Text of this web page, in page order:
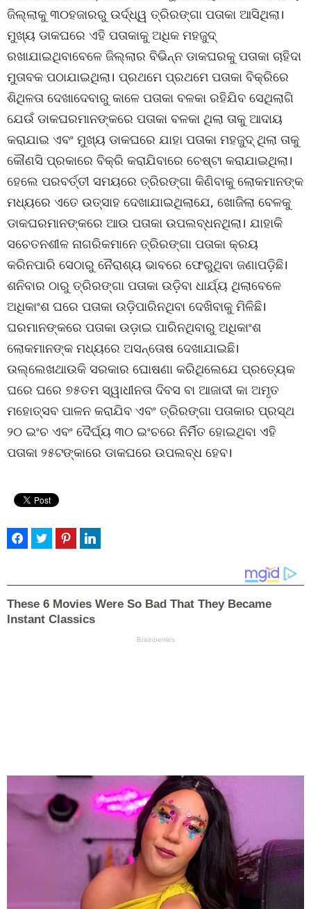
ଜିଲ୍ଲାକୁ ୩୦ହଜାରରୁ ଉର୍ଦ୍ଧ୍ୱ ତ୍ରିରଙ୍ଗା ପତାକା ଆସିଥିଲା।
ମୁଖ୍ୟ ଡାକଘରେ ଏହି ପତାକାକୁ ଅଧିକ ମହଜୁଦ୍
ରଖାଯାଇଥିବାବେଳେ ଜିଲ୍ଲାର ବିଭିନ୍ନ ଡାକଘରକୁ ପତାକା ଚାହିଦା
ମୁତାବକ ପଠାଯାଇଥିଲା। ପ୍ରଥମେ ପ୍ରଥମେ ପତାକା ବିକ୍ରିରେ
ଶିଥିଳତା ଦେଖାଦେବାରୁ କାଳେ ପତାକା ବଳକା ରହିଯିବ ସେଥିଲାଗି
ଯେଉଁ ଡାକଘରମାନଙ୍କରେ ପତାକା ବଳକା ଥିଲା ତାକୁ ଆଦାୟ
କରାଯାଇ ଏବଂ ମୁଖ୍ୟ ଡାକଘରେ ଯାହା ପତାକା ମହଜୁଦ୍ ଥିଲା ତାକୁ
କୌଣସି ପ୍ରକାରେ ବିକ୍ରି କରାଯିବାରେ ଚେଷ୍ଟା କରାଯାଇଥିଲା।
ହେଲେ ପରବର୍ତ୍ତୀ ସମୟରେ ତ୍ରିରଙ୍ଗା କିଣିବାକୁ ଲୋକମାନଙ୍କ
ମଧ୍ୟରେ ଏତେ ଉତ୍ସାହ ଦେଖାଯାଇଥିଲାଯେ, ଖୋଜିଲା ବେଳକୁ
ଡାକଘରମାନଙ୍କରେ ଆଉ ପତାକା ଉପଲବ୍ଧନଥିଲା। ଯାହାକି
ସଚେତନଶୀଳ ନାଗରିକମାନେ ତ୍ରିରଙ୍ଗା ପତାକା କ୍ରୟ
କରିନପାରି ସେଠାରୁ ନୈରାଶ୍ୟ ଭାବରେ ଫେରୁଥିବା ଜଣାପଡ଼ିଛି।
ଶନିବାର ଠାରୁ ତ୍ରିରଙ୍ଗା ପତାକା ଉଡ଼ିବା ଧାର୍ଯ୍ୟ ଥିଲାବେଳେ
ଅଧିକାଂଶ ଘରେ ପତାକା ଉଡ଼ିପାରିନଥିବା ଦେଖିବାକୁ ମିଳିଛି।
ଘରମାନଙ୍କରେ ପତାକା ଉଡ଼ାଇ ପାରିନଥିବାରୁ ଅଧିକାଂଶ
ଲୋକମାନଙ୍କ ମଧ୍ୟରେ ଅସନ୍ତୋଷ ଦେଖାଯାଇଛି।
ଉଲ୍ଲେଖଥାଉକି ସରକାର ଘୋଷଣା କରିଥିଲେଯେ ପ୍ରତ୍ୟେକ
ଘରେ ଘରେ ୭୫ତମ ସ୍ୱାଧୀନତା ଦିବସ ବା ଆଜାଦୀ କା ଅମୃତ
ମହୋତ୍ସବ ପାଳନ କରାଯିବ ଏବଂ ତ୍ରିରଙ୍ଗା ପତାକାର ପ୍ରସ୍ଥ
୨୦ ଇଂଚ ଏବଂ ଦୈର୍ଘ୍ୟ ୩୦ ଇଂଚରେ ନିର୍ମିତ ହୋଇଥିବା ଏହି
ପତାକା ୨୫ଟଙ୍କାରେ ଡାକଘରେ ଉପଲବ୍ଧ ହେବ।